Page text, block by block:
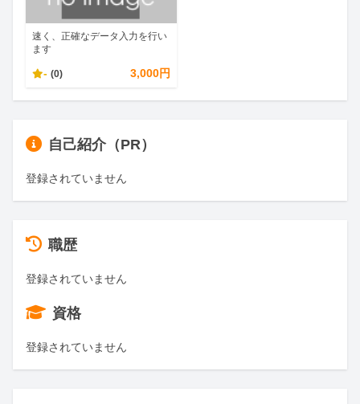
速く、正確なデータ入力を行い
ます
- (0) 3,000円
自己紹介（PR）
登録されていません
職歴
登録されていません
資格
登録されていません